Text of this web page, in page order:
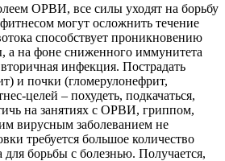
ОРВИ, все силы уходят на борьбу
могут осложнить течение
способствует проникновению
а на фоне сниженного иммунитета
инфекция. Пострадать
и почки (гломерулонефрит,
целей – похудеть, подкачаться,
на занятиях с ОРВИ, гриппом,
вирусным заболеванием не
требуется большое количество
для борьбы с болезнью. Получается,